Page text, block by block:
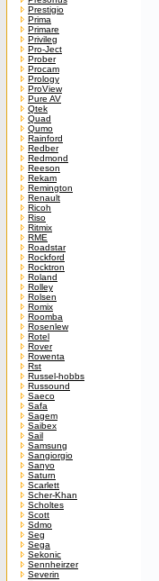
Prestigio
Prima
Primare
Privileg
Pro-Ject
Prober
Procam
Prology
ProView
Pure AV
Qtek
Quad
Qumo
Rainford
Redber
Redmond
Reeson
Rekam
Remington
Renault
Ricoh
Riso
Ritmix
RME
Roadstar
Rockford
Rocktron
Roland
Rolley
Rolsen
Romix
Roomba
Rosenlew
Rotel
Rover
Rowenta
Rst
Russel-hobbs
Russound
Saeco
Safa
Sagem
Saibex
Sail
Samsung
Sangiorgio
Sanyo
Saturn
Scarlett
Scher-Khan
Scholtes
Scott
Sdmo
Seg
Sega
Sekonic
Sennheirzer
Severin